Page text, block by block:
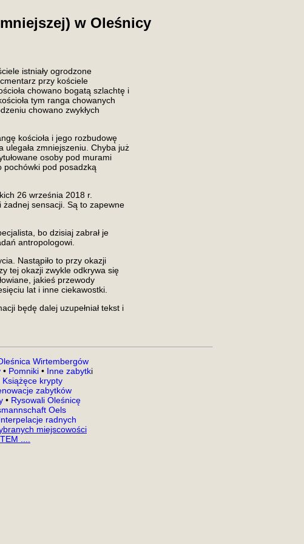
w Oleśnicy
istniały ogrodzone
przy kościele
chowano bogatą szlachtę i
tym ranga chowanych
chowano zwykłych
kościoła i jego rozbudowę
ulegała zmniejszeniu. Chyba już
osoby pod murami
pochówki pod posadzką
26 września 2018 r.
żadnej sensacji. Są to zapewne
bo dzisiaj zabrał je
antropologowi.
Nastąpiło to przy okazji
tej okazji zwykle odkrywa się
jakieś przewody
lat i inne ciekawostki.
będę dalej uzupełniał tekst i
Wirtembergów
• Pomniki • Inne zabytki
Książęce krypty
zabytków
•Rysowali Oleśnicę
Oels
radnych
miejscowości
....